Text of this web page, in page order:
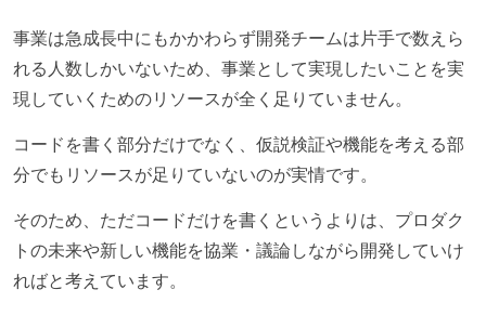
事業は急成長中にもかかわらず開発チームは片手で数えら
れる人数しかいないため、事業として実現したいことを実
現していくためのリソースが全く足りていません。
コードを書く部分だけでなく、仮説検証や機能を考える部
分でもリソースが足りていないのが実情です。
そのため、ただコードだけを書くというよりは、プロダク
トの未来や新しい機能を協業・議論しながら開発していけ
ればと考えています。